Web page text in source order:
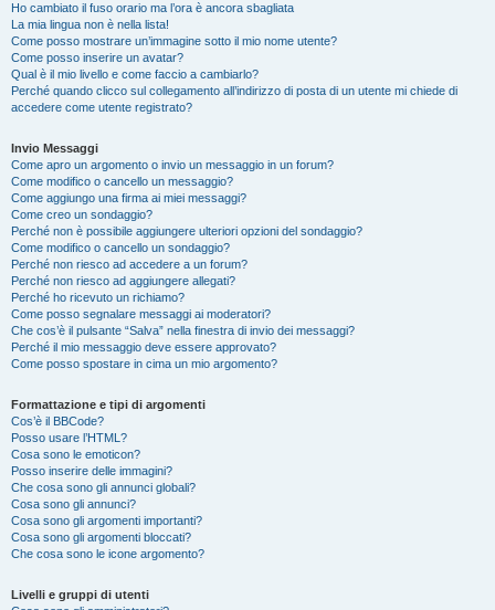
Ho cambiato il fuso orario ma l’ora è ancora sbagliata
La mia lingua non è nella lista!
Come posso mostrare un’immagine sotto il mio nome utente?
Come posso inserire un avatar?
Qual è il mio livello e come faccio a cambiarlo?
Perché quando clicco sul collegamento all’indirizzo di posta di un utente mi chiede di
accedere come utente registrato?
Invio Messaggi
Come apro un argomento o invio un messaggio in un forum?
Come modifico o cancello un messaggio?
Come aggiungo una firma ai miei messaggi?
Come creo un sondaggio?
Perché non è possibile aggiungere ulteriori opzioni del sondaggio?
Come modifico o cancello un sondaggio?
Perché non riesco ad accedere a un forum?
Perché non riesco ad aggiungere allegati?
Perché ho ricevuto un richiamo?
Come posso segnalare messaggi ai moderatori?
Che cos’è il pulsante “Salva” nella finestra di invio dei messaggi?
Perché il mio messaggio deve essere approvato?
Come posso spostare in cima un mio argomento?
Formattazione e tipi di argomenti
Cos’è il BBCode?
Posso usare l’HTML?
Cosa sono le emoticon?
Posso inserire delle immagini?
Che cosa sono gli annunci globali?
Cosa sono gli annunci?
Cosa sono gli argomenti importanti?
Cosa sono gli argomenti bloccati?
Che cosa sono le icone argomento?
Livelli e gruppi di utenti